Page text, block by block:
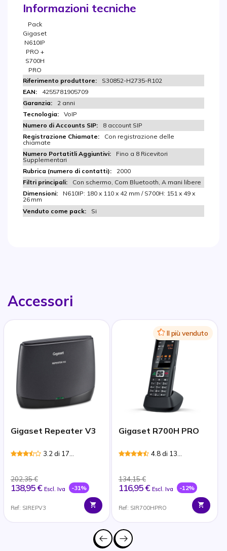
Informazioni tecniche
Pack
Gigaset
N610IP
PRO +
S700H
PRO
S30852-H2735-R102
4255781905709
2 anni
VoIP
8 account SIP
Con registrazione delle
chiamate
Fino a 8 Ricevitori
Supplementari
2000
Con schermo, Com Bluetooth, A mani libere
N610IP: 180 x 110 x 42 mm / S700H: 151 x 49 x
26 mm
Si
Accessori
Gigaset Repeater V3
3.2 di 17
202,35 €
138,95 € Escl. Iva -31%
Ref: SIREPV3
IconIl più venduto
Gigaset R700H PRO
4.8 di 13
134,15 €
116,95 € Escl. Iva -12%
Ref: SIR700HPRO